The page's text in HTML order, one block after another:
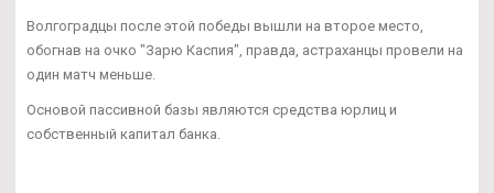
Волгоградцы после этой победы вышли на второе место,
обогнав на очко "Зарю Каспия", правда, астраханцы провели на
один матч меньше.
Основой пассивной базы являются средства юрлиц и
собственный капитал банка.